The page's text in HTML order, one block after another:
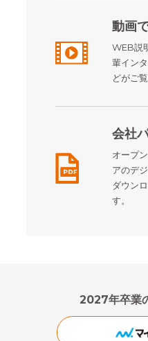
動画
WEB説
輩イン
どがご
会社
オープ
アのデ
ダウン
す。
2027年卒業